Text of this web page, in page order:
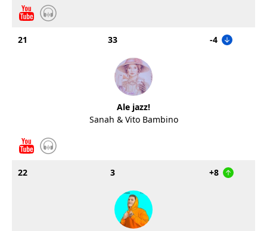
21 33 -4
Ale jazz!
Sanah & Vito Bambino
22 3 +8